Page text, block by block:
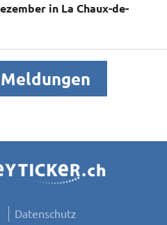
in La Chaux-de-
Datenschutz